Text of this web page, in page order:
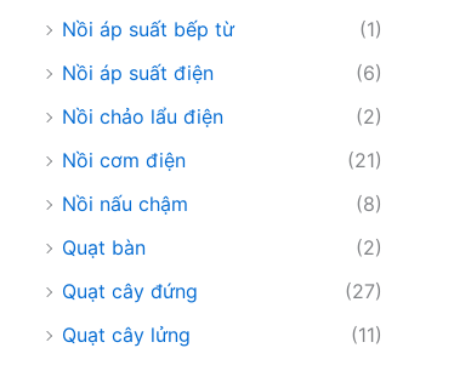
Nồi áp suất bếp từ
(1)
Nồi áp suất điện
(6)
Nồi chảo lẩu điện
(2)
Nồi cơm điện
(21)
Nồi nấu chậm
(8)
Quạt bàn
(2)
Quạt cây đứng
(27)
Quạt cây lửng
(11)